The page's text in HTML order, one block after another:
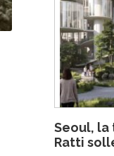
Seoul, la
Ratti